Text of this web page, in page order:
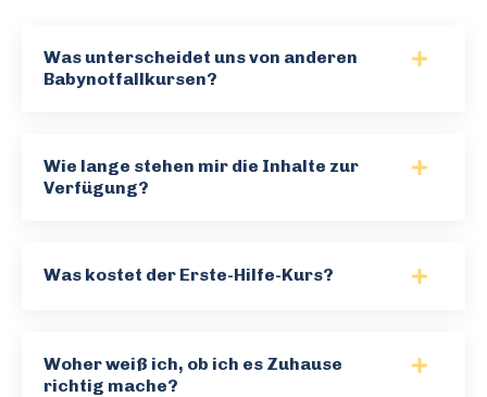
Was unterscheidet uns von anderen
Babynotfallkursen?
Wie lange stehen mir die Inhalte zur
Verfügung?
Was kostet der Erste-Hilfe-Kurs?
Woher weiß ich, ob ich es Zuhause
richtig mache?